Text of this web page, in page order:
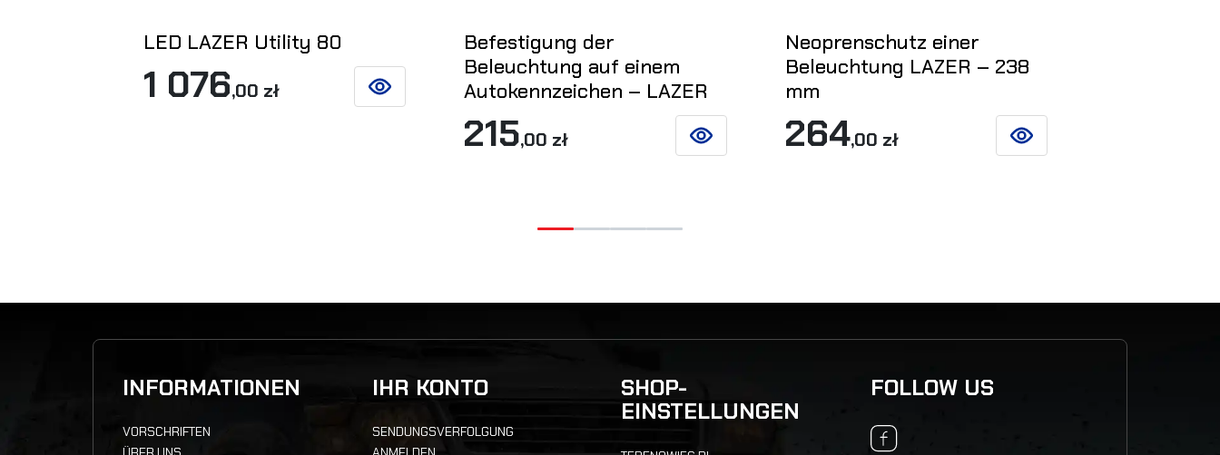
LED LAZER Utility 80
1 076,00 zł SIEHE DETAILS
Befestigung der
Beleuchtung auf einem
Autokennzeichen – LAZER
215,00 zł SIEHE DETAILS
Neoprenschutz einer
Beleuchtung LAZER – 238
mm
264,00 zł SIEHE DETAILS
INFORMATIONEN
VORSCHRIFTEN
IHR KONTO
SENDUNGSVERFOLGUNG
SHOP-
EINSTELLUNGEN
FOLLOW US